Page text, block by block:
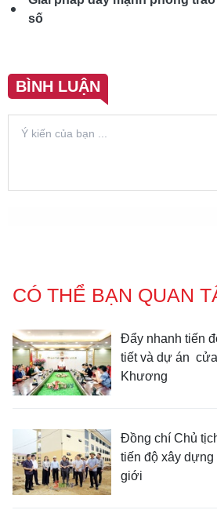
số
BÌNH LUẬN
CÓ THỂ BẠN QUAN
Đẩy nhanh tiến
tiết và dự án
Khương
Đồng chí Chủ
tiến độ xây
giới